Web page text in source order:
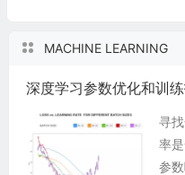
MACHINE LEARNING
深度学习参数优化和训
寻
率
参